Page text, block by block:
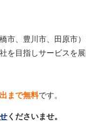
市、豊川市、田原市
を目指しサービスを
まで無料です。
くださいませ。